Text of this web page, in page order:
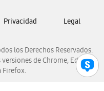
los Derechos Reservados.
de Chrome, Edge,
Firefox.
Privacidad Legal